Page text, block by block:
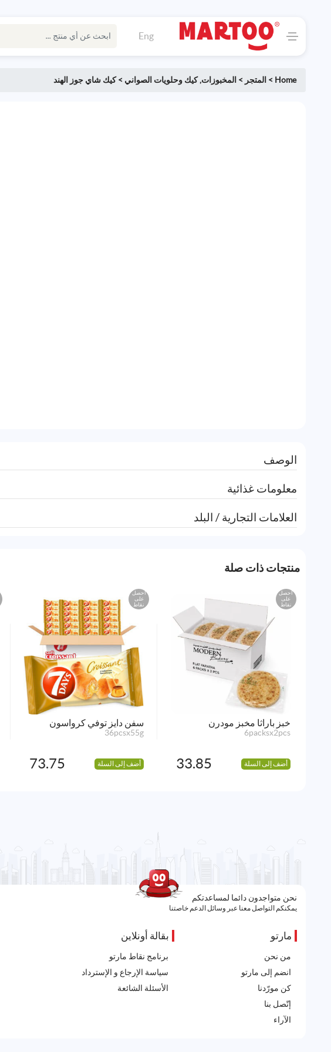
Eng
Home
> المتجر > المخبوزات,كيك وحلويات الصواني >كيك شاي جوز الهند
الوصف
معلومات غذائية
العلامات التجارية / البلد
منتجات ذات صلة
احصل
على
نقاط
خبز باراثا مخبز مودرن
6packsx2pcs
أضف إلى السلة 33.85
احصل
على
نقاط
سفن دايز توفي كرواسون
36pcsx55g
أضف إلى السلة 73.75
نحن متواجدون دائما لمساعدتكم
يمكنكم التواصل معنا عبر وسائل الدعم خاصتنا
مارتو
من نحن
انضم إلى مارتو
كن مورّدنا
إتّصل بنا
الآراء
بقالة أونلاين
برنامج نقاط مارتو
سياسة الإرجاع و الإسترداد
الأسئلة الشائعة